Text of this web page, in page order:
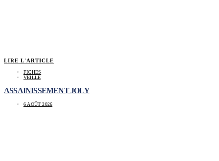
LIRE L'ARTICLE
FICHES
VEILLE
ASSAINISSEMENT JOLY
6 AOÛT 2026